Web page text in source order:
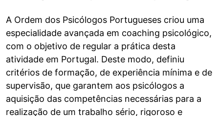
A Ordem dos Psicólogos Portugueses criou uma
especialidade avançada em coaching psicológico,
com o objetivo de regular a prática desta
atividade em Portugal. Deste modo, definiu
critérios de formação, de experiência mínima e de
supervisão, que garantem aos psicólogos a
aquisição das competências necessárias para a
realização de um trabalho sério, rigoroso e